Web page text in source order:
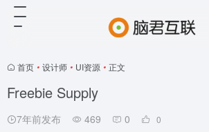
首页 • 设计师 • UI资源 • 正文
Freebie Supply
7年前发布 469 0 0